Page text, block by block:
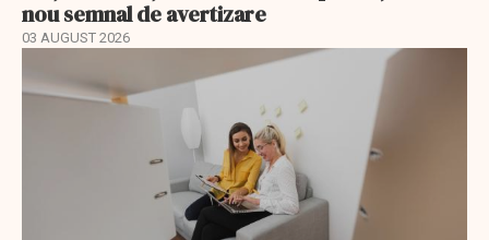
nou semnal de avertizare
03 AUGUST 2026